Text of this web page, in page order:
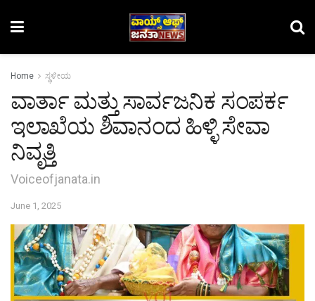
Home ಸ್ಥಳೀಯ
ವಾರ್ತಾ ಮತ್ತು ಸಾರ್ವಜನಿಕ ಸಂಪರ್ಕ
ಇಲಾಖೆಯ ಶಿವಾನಂದ ಹಿಳ್ಳಿ ಸೇವಾ
ನಿವೃತ್ತಿ
Voiceofjanata.in
June 1, 2025